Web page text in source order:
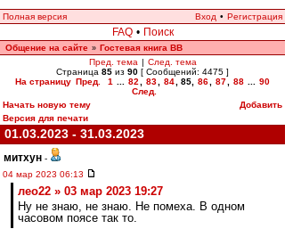
Полная версия Вход • Регистрация
FAQ • Поиск
Общение на сайте » Гостевая книга ВВ
Пред. тема | След. тема
Страница 85 из 90 [ Сообщений: 4475 ]
На страницу Пред. 1 82 83 84 85 86 87 88
90
След.
Начать новую тему
Добавить
Версия для печати
01.03.2023 - 31.03.2023
митхун -
04 мар 2023 06:13
лео22 » 03 мар 2023 19:27
Ну не знаю, не знаю. Не помеха. В одном
часовом поясе так то.